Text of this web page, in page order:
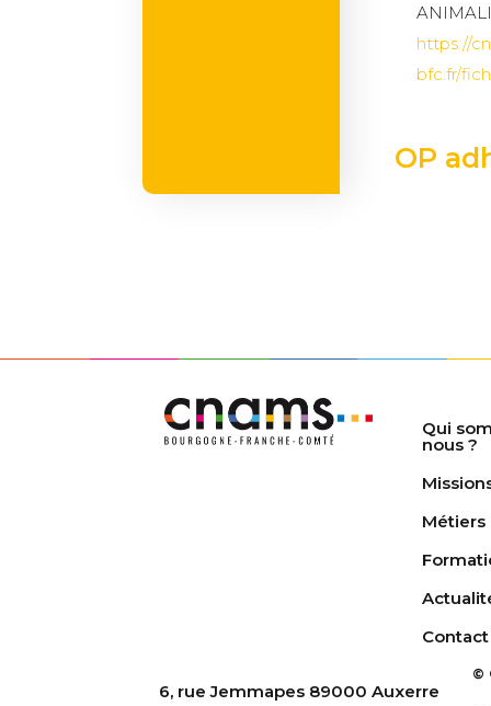
https://
bfc.fr/
OP
Qui
nous ?
Métiers
Contact
6, rue Jemmapes 89000 Auxerre
©